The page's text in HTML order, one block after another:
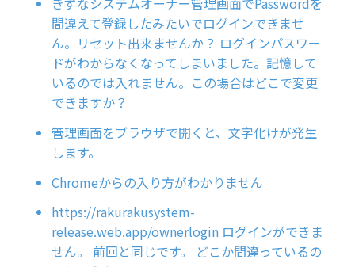
間違えて登録したみたいでログインできませ
ん。リセット出来ませんか？ ログインパスワー
ドがわからなくなってしまいました。記憶して
いるのでは入れません。この場合はどこで変更
できますか？
管理画面をブラウザで開くと、文字化けが発生
します。
Chromeからの入り方がわかりません
https://rakurakusystem-
release.web.app/ownerlogin ログインができま
せん。 前回と同じです。 どこか間違っているの